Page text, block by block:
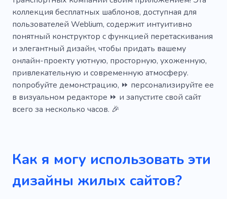
коллекция бесплатных шаблонов, доступная для
пользователей Weblium, содержит интуитивно
понятный конструктор с функцией перетаскивания
и элегантный дизайн, чтобы придать вашему
онлайн-проекту уютную, просторную, ухоженную,
привлекательную и современную атмосферу.
попробуйте демонстрацию, ⏩ персонализируйте ее
в визуальном редакторе ⏩ и запустите свой сайт
всего за несколько часов. 🎉
Как я могу использовать эти
дизайны жилых сайтов?